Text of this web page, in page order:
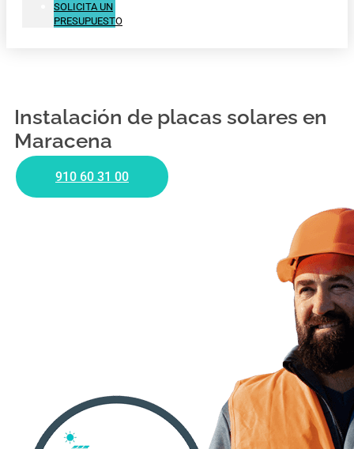
SOLICITA UN
PRESUPUESTO
Instalación de placas solares en
Maracena
910 60 31 00